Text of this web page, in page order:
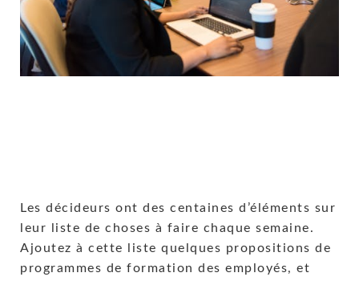
Les décideurs ont des centaines d’éléments sur
leur liste de choses à faire chaque semaine.
Ajoutez à cette liste quelques propositions de
programmes de formation des employés, et